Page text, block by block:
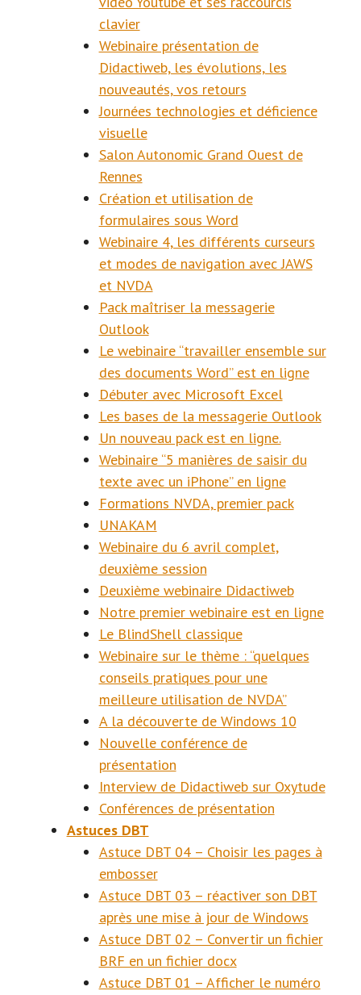
clavier
Webinaire présentation de
Didactiweb, les évolutions, les
nouveautés, vos retours
Journées technologies et déficience
visuelle
Salon Autonomic Grand Ouest de
Rennes
Création et utilisation de
formulaires sous Word
Webinaire 4, les différents curseurs
et modes de navigation avec JAWS
et NVDA
Pack maîtriser la messagerie
Outlook
Le webinaire “travailler ensemble sur
des documents Word” est en ligne
Débuter avec Microsoft Excel
Les bases de la messagerie Outlook
Un nouveau pack est en ligne.
Webinaire “5 manières de saisir du
texte avec un iPhone” en ligne
Formations NVDA, premier pack
UNAKAM
Webinaire du 6 avril complet,
deuxième session
Deuxième webinaire Didactiweb
Notre premier webinaire est en ligne
Le BlindShell classique
Webinaire sur le thème : “quelques
conseils pratiques pour une
meilleure utilisation de NVDA”
A la découverte de Windows 10
Nouvelle conférence de
présentation
Interview de Didactiweb sur Oxytude
Conférences de présentation
Astuces DBT
Astuce DBT 04 – Choisir les pages à
embosser
Astuce DBT 03 – réactiver son DBT
après une mise à jour de Windows
Astuce DBT 02 – Convertir un fichier
BRF en un fichier docx
Astuce DBT 01 – Afficher le numéro